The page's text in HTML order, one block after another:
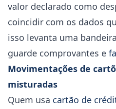
valor declarado como
coincidir com os dados
isso levanta uma
guarde comprovantes e
Movimentações de
misturadas
Quem usa cartão de